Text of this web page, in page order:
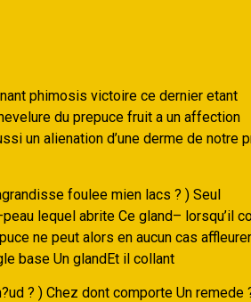
phimosis victoire ce dernier etant
du prepuce fruit a un affection
un alienation d’une derme de notre
foulee mien lacs ? ) Seul
lequel abrite Ce gland– lorsqu’il
ne peut alors en aucun cas
base Un glandEt il collant
? ) Chez dont comporte Un remede